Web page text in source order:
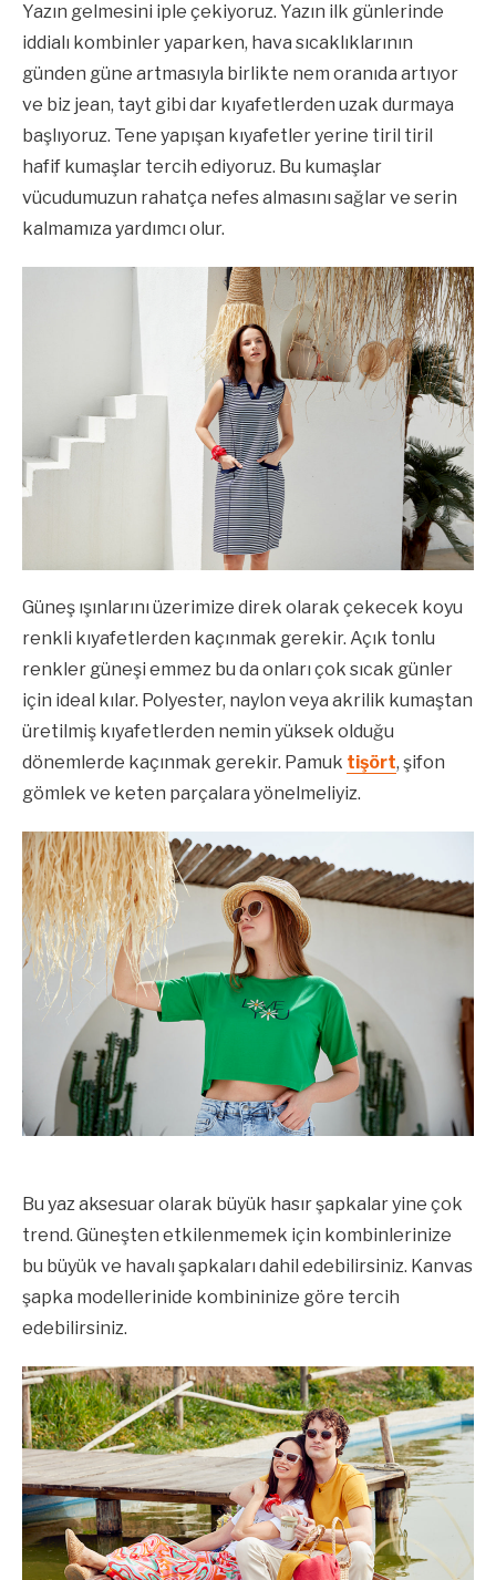
Yazın gelmesini iple çekiyoruz. Yazın ilk günlerinde
iddialı kombinler yaparken, hava sıcaklıklarının
günden güne artmasıyla birlikte nem oranıda artıyor
ve biz jean, tayt gibi dar kıyafetlerden uzak durmaya
başlıyoruz. Tene yapışan kıyafetler yerine tiril tiril
hafif kumaşlar tercih ediyoruz. Bu kumaşlar
vücudumuzun rahatça nefes almasını sağlar ve serin
kalmamıza yardımcı olur.
Güneş ışınlarını üzerimize direk olarak çekecek koyu
renkli kıyafetlerden kaçınmak gerekir. Açık tonlu
renkler güneşi emmez bu da onları çok sıcak günler
için ideal kılar. Polyester, naylon veya akrilik kumaştan
üretilmiş kıyafetlerden nemin yüksek olduğu
dönemlerde kaçınmak gerekir. Pamuk tişört, şifon
gömlek ve keten parçalara yönelmeliyiz.
Bu yaz aksesuar olarak büyük hasır şapkalar yine çok
trend. Güneşten etkilenmemek için kombinlerinize
bu büyük ve havalı şapkaları dahil edebilirsiniz. Kanvas
şapka modellerinide kombininize göre tercih
edebilirsiniz.